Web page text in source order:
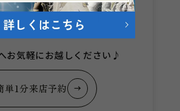
成人式当日までスタッフが
安心サポート
お気軽にお越しください♪
単1分来店予約